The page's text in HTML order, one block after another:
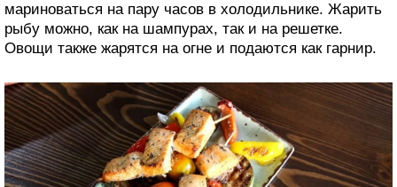
мариноваться на пару часов в холодильнике. Жарить
рыбу можно, как на шампурах, так и на решетке.
Овощи также жарятся на огне и подаются как гарнир.